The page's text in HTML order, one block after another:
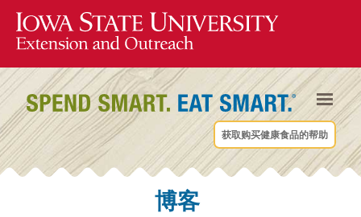
获取购买健康食品的帮助
博客